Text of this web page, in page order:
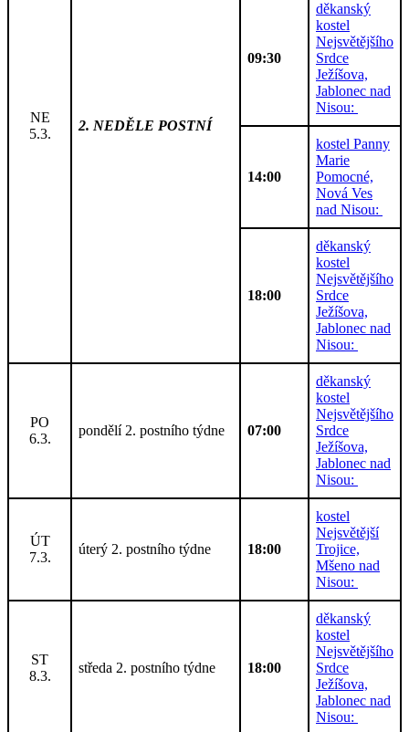
NE
5.3.
2. NEDĚLE POSTNÍ
09:30
děkanský
kostel
Nejsvětějšího
Srdce
Ježíšova,
Jablonec nad
Nisou:
14:00
kostel Panny
Marie
Pomocné,
Nová Ves
nad Nisou:
18:00
děkanský
kostel
Nejsvětějšího
Srdce
Ježíšova,
Jablonec nad
Nisou:
PO
6.3.
pondělí 2. postního týdne 07:00
děkanský
kostel
Nejsvětějšího
Srdce
Ježíšova,
Jablonec nad
Nisou:
ÚT
7.3.
úterý 2. postního týdne 18:00
kostel
Nejsvětější
Trojice,
Mšeno nad
Nisou:
ST
8.3.
středa 2. postního týdne 18:00
děkanský
kostel
Nejsvětějšího
Srdce
Ježíšova,
Jablonec nad
Nisou: